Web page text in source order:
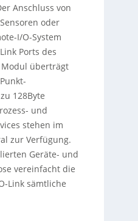
Anschluss von
oder
I/O-System
Ports des
überträgt
128Byte
und
stehen im
zur Verfügung.
Geräte- und
vereinfacht die
Link sämtliche